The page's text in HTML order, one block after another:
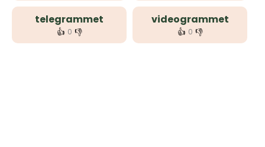
telegrammet
👍 0 👎
videogrammet
👍 0 👎